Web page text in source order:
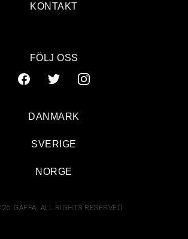
KONTAKT
FÖLJ OSS
GAFFA. ALL RIGHTS RESERVED
DANMARK
SVERIGE
NORGE